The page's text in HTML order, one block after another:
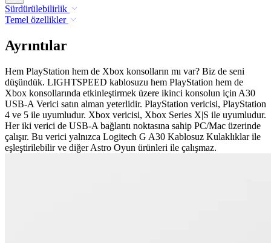
Sürdürülebilirlik
Temel özellikler
Ayrıntılar
Hem PlayStation hem de Xbox konsolların mı var? Biz de seni
düşündük. LIGHTSPEED kablosuzu hem PlayStation hem de
Xbox konsollarında etkinleştirmek üzere ikinci konsolun için A30
USB-A Verici satın alman yeterlidir. PlayStation vericisi, PlayStation
4 ve 5 ile uyumludur. Xbox vericisi, Xbox Series X|S ile uyumludur.
Her iki verici de USB-A bağlantı noktasına sahip PC/Mac üzerinde
çalışır. Bu verici yalnızca Logitech G A30 Kablosuz Kulaklıklar ile
eşleştirilebilir ve diğer Astro Oyun ürünleri ile çalışmaz.